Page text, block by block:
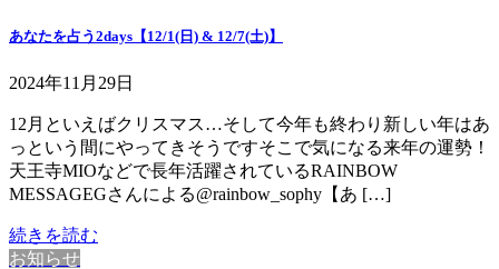
あなたを占う2days【12/1(日) & 12/7(土)】
2024年11月29日
12月といえばクリスマス…そして今年も終わり新しい年はあ
っという間にやってきそうですそこで気になる来年の運勢！
天王寺MIOなどで長年活躍されているRAINBOW
MESSAGEGさんによる@rainbow_sophy【あ […]
続きを読む
お知らせ